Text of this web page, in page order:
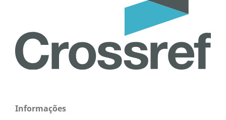
Informações